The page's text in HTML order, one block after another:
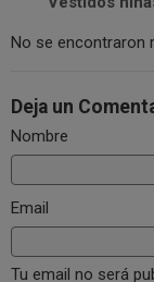
No se encontraron
Deja un
Nombre
Email
Tu email no será